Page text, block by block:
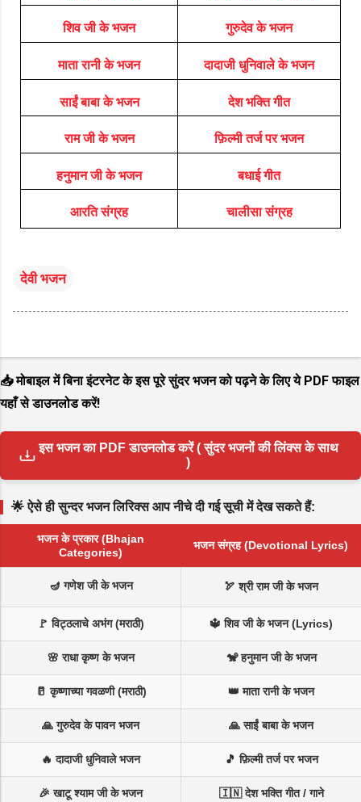
शिव जी के भजन गुरुदेव के भजन
माता रानी के भजन दादाजी धुनिवाले के भजन
साईं बाबा के भजन देश भक्ति गीत
राम जी के भजन फ़िल्मी तर्ज पर भजन
हनुमान जी के भजन बधाई गीत
आरति संग्रह चालीसा संग्रह
देवी भजन
📥 मोबाइल में बिना इंटरनेट के इस पूरे सुंदर भजन को पढ़ने के लिए ये PDF फाइल
यहाँ से डाउनलोड करें!
इस भजन का PDF डाउनलोड करें ( सुंदर भजनों की लिंक्स के साथ
)
🌟 ऐसे ही सुन्दर भजन लिरिक्स आप नीचे दी गई सूची में देख सकते हैं:
भजन के प्रकार (Bhajan
Categories)
भजन संग्रह (Devotional Lyrics)
🪔 गणेश जी के भजन 🏹 श्री राम जी के भजन
🚩 विट्ठलाचे अभंग (मराठी) 🔱 शिव जी के भजन (Lyrics)
🌸 राधा कृष्ण के भजन 🐒 हनुमान जी के भजन
🥛 कृष्णाच्या गवळणी (मराठी) 👑 माता रानी के भजन
🙏 गुरुदेव के पावन भजन 🙏 साईं बाबा के भजन
🔥 दादाजी धुनिवाले भजन 🎵 फ़िल्मी तर्ज पर भजन
🎉 खाटू श्याम जी के भजन 🇮🇳 देश भक्ति गीत / गाने